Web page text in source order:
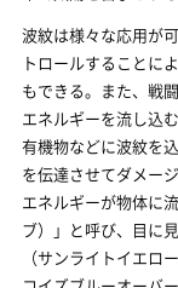
波紋は様々な応用が
トロールすることに
もできる。また、戦
エネルギーを流し込
有機物などに波紋を
を伝達させてダメー
エネルギーが物体に
ブ）」と呼び、目に
（サンライトイエロ